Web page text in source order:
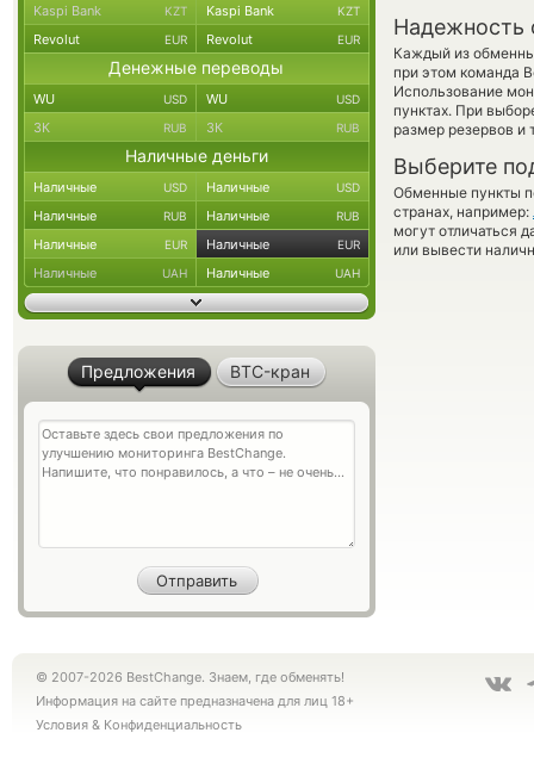
Надежность
Каждый из
при этом команда
Использование
пунктах. При
размер резервов и
Выберите
Обменные пункты
странах, например:
могут отличаться
или вывести
Kaspi Bank KZT Kaspi Bank KZT
Revolut EUR Revolut EUR
Денежные переводы
WU USD WU USD
ЗК RUB ЗК RUB
Наличные деньги
Наличные USD Наличные USD
Наличные RUB Наличные RUB
Наличные EUR Наличные EUR
Наличные UAH Наличные UAH
Предложения BTC-кран
© 2007-2026 BestChange. Знаем, где обменять!
Информация на сайте предназначена для лиц 18+
Условия & Конфиденциальность